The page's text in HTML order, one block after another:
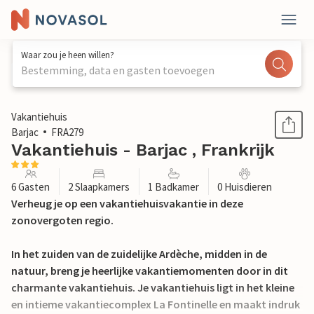
Waar zou je heen willen?
Bestemming, data en gasten toevoegen
1 / 27
Vakantiehuis
Barjac
FRA279
Vakantiehuis - Barjac , Frankrijk
6 Gasten 2 Slaapkamers 1 Badkamer 0 Huisdieren
Verheug je op een vakantiehuisvakantie in deze
zonovergoten regio.
In het zuiden van de zuidelijke Ardèche, midden in de
natuur, breng je heerlijke vakantiemomenten door in dit
charmante vakantiehuis. Je vakantiehuis ligt in het kleine
en intieme vakantiecomplex La Fontinelle en maakt indruk